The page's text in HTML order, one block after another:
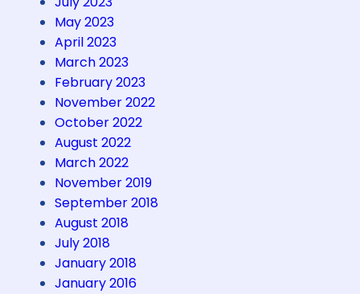
May 2023
April 2023
March 2023
February 2023
November 2022
October 2022
August 2022
March 2022
November 2019
September 2018
August 2018
July 2018
January 2018
January 2016